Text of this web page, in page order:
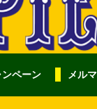
ペーン メル